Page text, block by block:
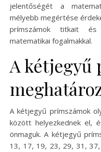
jelentőségét a
mélyebb megértése
prímszámok titkait
matematikai fogalmakkal.
A kétjegyű
A kétjegyű prímszámok
között helyezkednek el,
önmaguk. A kétjegyű
13, 17, 19, 23, 29, 31,